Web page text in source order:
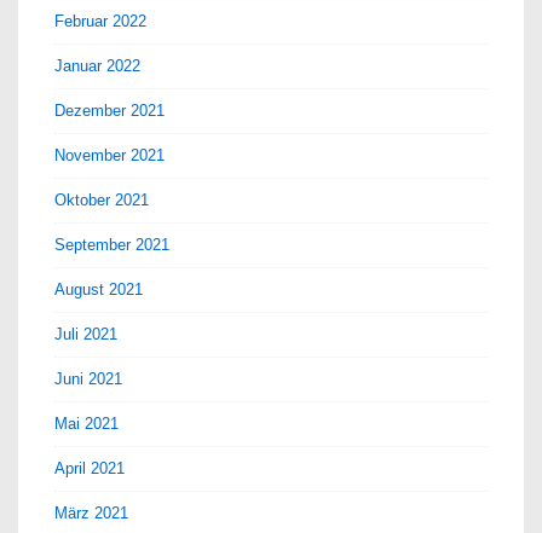
Februar 2022
Januar 2022
Dezember 2021
November 2021
Oktober 2021
September 2021
August 2021
Juli 2021
Juni 2021
Mai 2021
April 2021
März 2021